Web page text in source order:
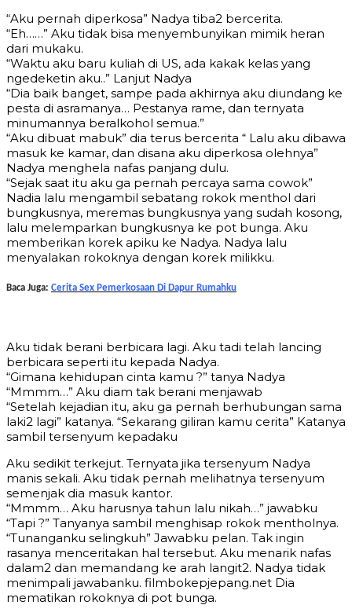
“Aku pernah diperkosa” Nadya tiba2 bercerita.
“Eh……” Aku tidak bisa menyembunyikan mimik heran
dari mukaku.
“Waktu aku baru kuliah di US, ada kakak kelas yang
ngedeketin aku..” Lanjut Nadya
“Dia baik banget, sampe pada akhirnya aku diundang ke
pesta di asramanya… Pestanya rame, dan ternyata
minumannya beralkohol semua.”
“Aku dibuat mabuk” dia terus bercerita “ Lalu aku dibawa
masuk ke kamar, dan disana aku diperkosa olehnya”
Nadya menghela nafas panjang dulu.
“Sejak saat itu aku ga pernah percaya sama cowok”
Nadia lalu mengambil sebatang rokok menthol dari
bungkusnya, meremas bungkusnya yang sudah kosong,
lalu melemparkan bungkusnya ke pot bunga. Aku
memberikan korek apiku ke Nadya. Nadya lalu
menyalakan rokoknya dengan korek milikku.
Baca Juga: Cerita Sex Pemerkosaan Di Dapur Rumahku
Aku tidak berani berbicara lagi. Aku tadi telah lancing
berbicara seperti itu kepada Nadya.
“Gimana kehidupan cinta kamu ?” tanya Nadya
“Mmmm…” Aku diam tak berani menjawab
“Setelah kejadian itu, aku ga pernah berhubungan sama
laki2 lagi” katanya. “Sekarang giliran kamu cerita” Katanya
sambil tersenyum kepadaku
Aku sedikit terkejut. Ternyata jika tersenyum Nadya
manis sekali. Aku tidak pernah melihatnya tersenyum
semenjak dia masuk kantor.
“Mmmm… Aku harusnya tahun lalu nikah…” jawabku
“Tapi ?” Tanyanya sambil menghisap rokok mentholnya.
“Tunanganku selingkuh” Jawabku pelan. Tak ingin
rasanya menceritakan hal tersebut. Aku menarik nafas
dalam2 dan memandang ke arah langit2. Nadya tidak
menimpali jawabanku. filmbokepjepang.net Dia
mematikan rokoknya di pot bunga.